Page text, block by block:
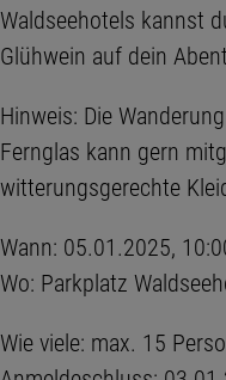
Waldseehotels kannst
Glühwein auf dein
Hinweis: Die
Fernglas kann gern
witterungsgerechte
Wann: 05.01.2025,
Wo: Parkplatz
Wie viele: max. 15